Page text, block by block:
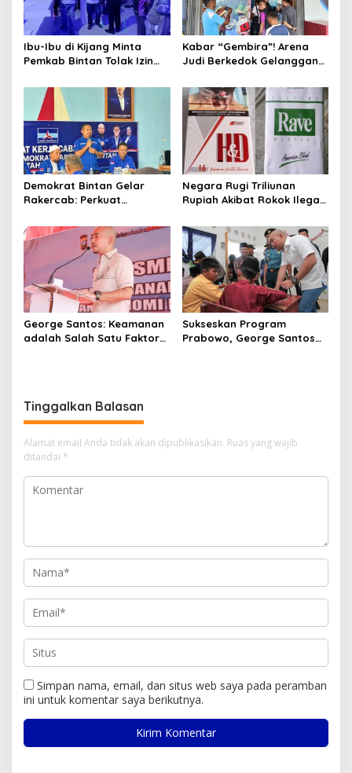
Ibu-Ibu di Kijang Minta
Pemkab Bintan Tolak Izin
Kabar “Gembira”! Arena
Judi Berkedok Gelanggang
Demokrat Bintan Gelar
Rakercab: Perkuat
Restrukturisasi Organisasi
Negara Rugi Triliunan
Rupiah Akibat Rokok Ilegal
Diminta Bertindak
George Santos: Keamanan
adalah Salah Satu Faktor
Sukseskan Program
Prabowo, George Santos
Tinggalkan Balasan
Alamat email Anda tidak akan dipublikasikan. Ruas yang wajib
ditandai *
Simpan nama, email, dan situs web saya pada peramban
ini untuk komentar saya berikutnya.